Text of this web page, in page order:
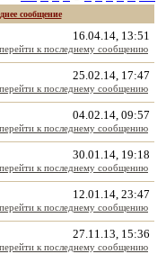
сообщение
16.04.14, 13:51
25.02.14, 17:47
04.02.14, 09:57
30.01.14, 19:18
12.01.14, 23:47
27.11.13, 15:36